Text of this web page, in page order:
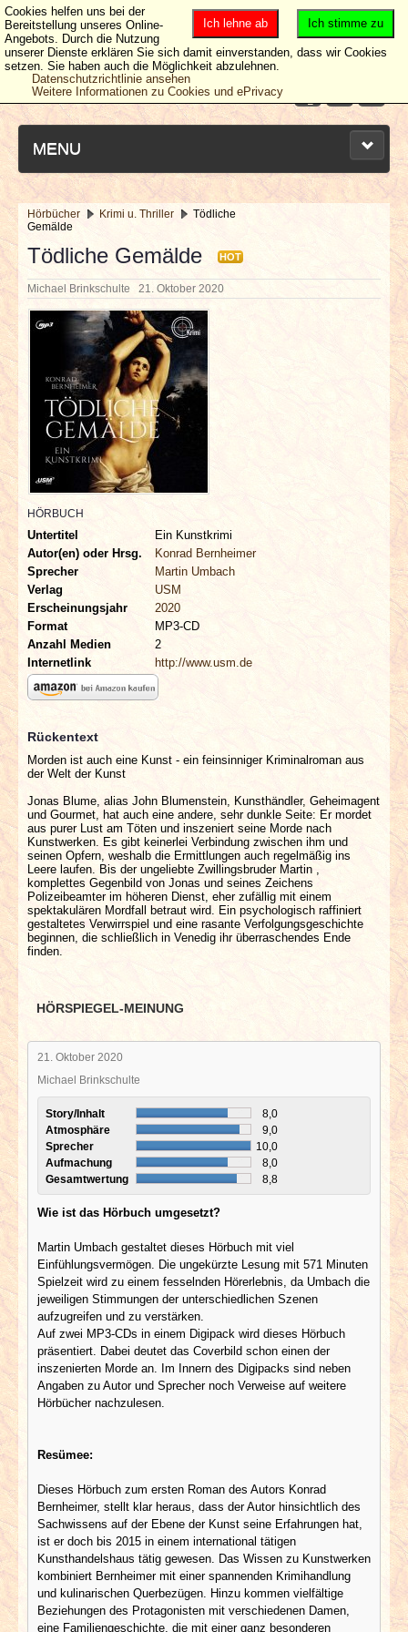
MENU
NEUESTE ARTIKEL
NEWS & DATES
BERICHTE
VERLOSUNGEN
INTERVIEWS
SPECIALS
REDAKTION
LINKS
ARCHIV
Hörbücher Krimi u. Thriller
Tödliche
Gemälde
Tödliche Gemälde HOT
Michael Brinkschulte 21. Oktober 2020
HÖRBUCH
Untertitel
Ein Kunstkrimi
Autor(en) oder Hrsg.
Konrad Bernheimer
Sprecher
Martin Umbach
Verlag
USM
Erscheinungsjahr
2020
Format
MP3-CD
Anzahl Medien
2
Internetlink
http://www.usm.de
Rückentext
Morden ist auch eine Kunst - ein feinsinniger Kriminalroman aus
der Welt der Kunst
Jonas Blume, alias John Blumenstein, Kunsthändler, Geheimagent
und Gourmet, hat auch eine andere, sehr dunkle Seite: Er mordet
aus purer Lust am Töten und inszeniert seine Morde nach
Kunstwerken. Es gibt keinerlei Verbindung zwischen ihm und
seinen Opfern, weshalb die Ermittlungen auch regelmäßig ins
Leere laufen. Bis der ungeliebte Zwillingsbruder Martin ,
komplettes Gegenbild von Jonas und seines Zeichens
Polizeibeamter im höheren Dienst, eher zufällig mit einem
spektakulären Mordfall betraut wird. Ein psychologisch raffiniert
gestaltetes Verwirrspiel und eine rasante Verfolgungsgeschichte
beginnen, die schließlich in Venedig ihr überraschendes Ende
finden.
HÖRSPIEGEL-MEINUNG
21. Oktober 2020
Michael Brinkschulte
Story/Inhalt
8,0
Atmosphäre
9,0
Sprecher
10,0
Aufmachung
8,0
Gesamtwertung
8,8
Wie ist das Hörbuch umgesetzt?
Martin Umbach gestaltet dieses Hörbuch mit viel
Einfühlungsvermögen. Die ungekürzte Lesung mit 571 Minuten
Spielzeit wird zu einem fesselnden Hörerlebnis, da Umbach die
jeweiligen Stimmungen der unterschiedlichen Szenen
aufzugreifen und zu verstärken.
Auf zwei MP3-CDs in einem Digipack wird dieses Hörbuch
präsentiert. Dabei deutet das Coverbild schon einen der
inszenierten Morde an. Im Innern des Digipacks sind neben
Angaben zu Autor und Sprecher noch Verweise auf weitere
Hörbücher nachzulesen.
Resümee:
Dieses Hörbuch zum ersten Roman des Autors Konrad
Bernheimer, stellt klar heraus, dass der Autor hinsichtlich des
Sachwissens auf der Ebene der Kunst seine Erfahrungen hat,
ist er doch bis 2015 in einem international tätigen
Kunsthandelshaus tätig gewesen. Das Wissen zu Kunstwerken
kombiniert Bernheimer mit einer spannenden Krimihandlung
und kulinarischen Querbezügen. Hinzu kommen vielfältige
Beziehungen des Protagonisten mit verschiedenen Damen,
eine Familiengeschichte, die mit einer ganz besonderen
Ich stimme zu
Ich lehne ab
Cookies helfen uns bei der
Bereitstellung unseres Online-
Angebots. Durch die Nutzung
unserer Dienste erklären Sie sich damit einverstanden, dass wir Cookies
setzen. Sie haben auch die Möglichkeit abzulehnen.
Datenschutzrichtlinie ansehen
Weitere Informationen zu Cookies und ePrivacy